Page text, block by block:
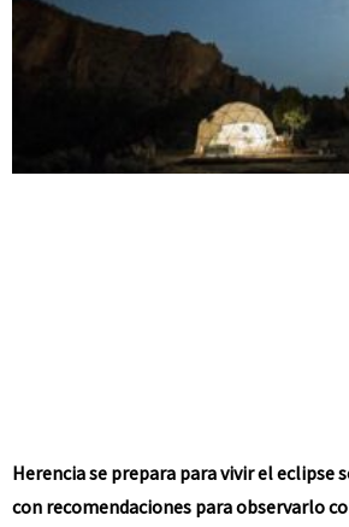
Herencia se prepara para vivir el eclipse
con recomendaciones para observarlo